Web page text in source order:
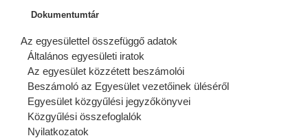
Dokumentumtár
Az egyesülettel összefüggő adatok
Általános egyesületi iratok
Az egyesület közzétett beszámolói
Beszámoló az Egyesület vezetőinek üléséről
Egyesület közgyűlési jegyzőkönyvei
Közgyűlési összefoglalók
Nyilatkozatok